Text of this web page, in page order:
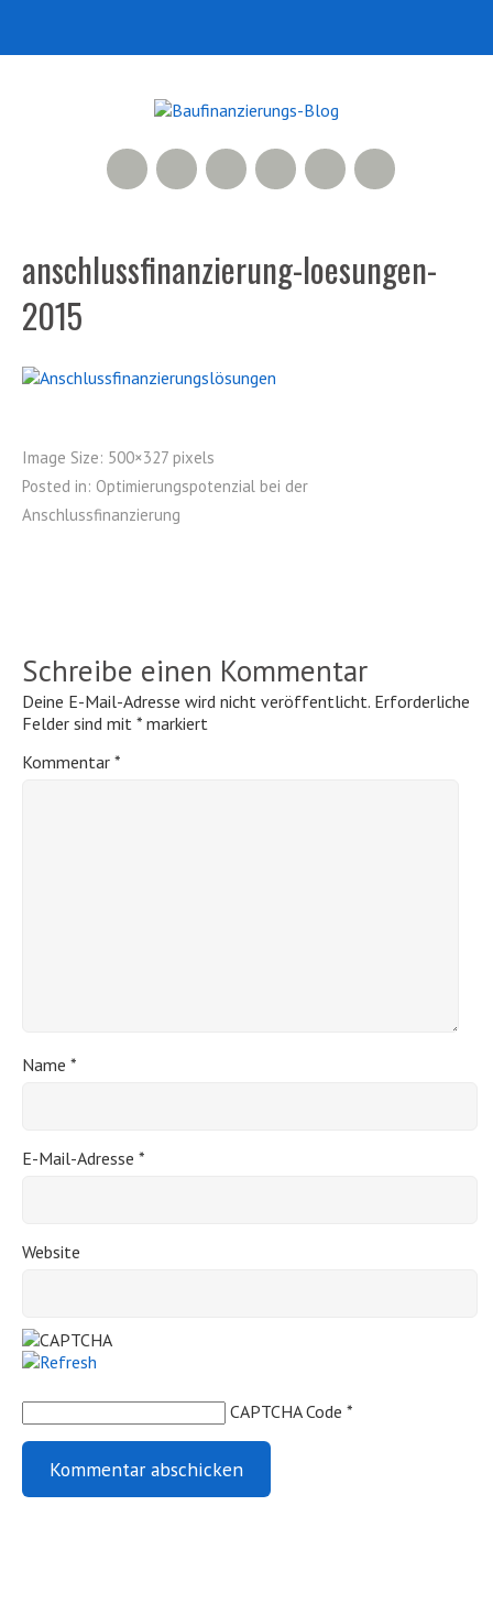
Facebook
500px
LinkedIn
Xing
RSS Feed
anschlussfinanzierung-loesungen-
2015
Image Size: 500×327 pixels
Posted in: Optimierungspotenzial bei der
Anschlussfinanzierung
Schreibe einen Kommentar
Deine E-Mail-Adresse wird nicht veröffentlicht. Erforderliche
Felder sind mit * markiert
Kommentar *
Name *
E-Mail-Adresse *
Website
CAPTCHA Code *